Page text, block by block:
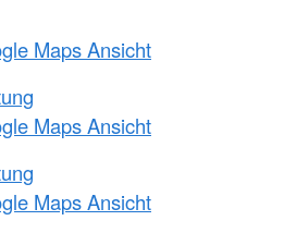
Maps Ansicht
Maps Ansicht
Maps Ansicht